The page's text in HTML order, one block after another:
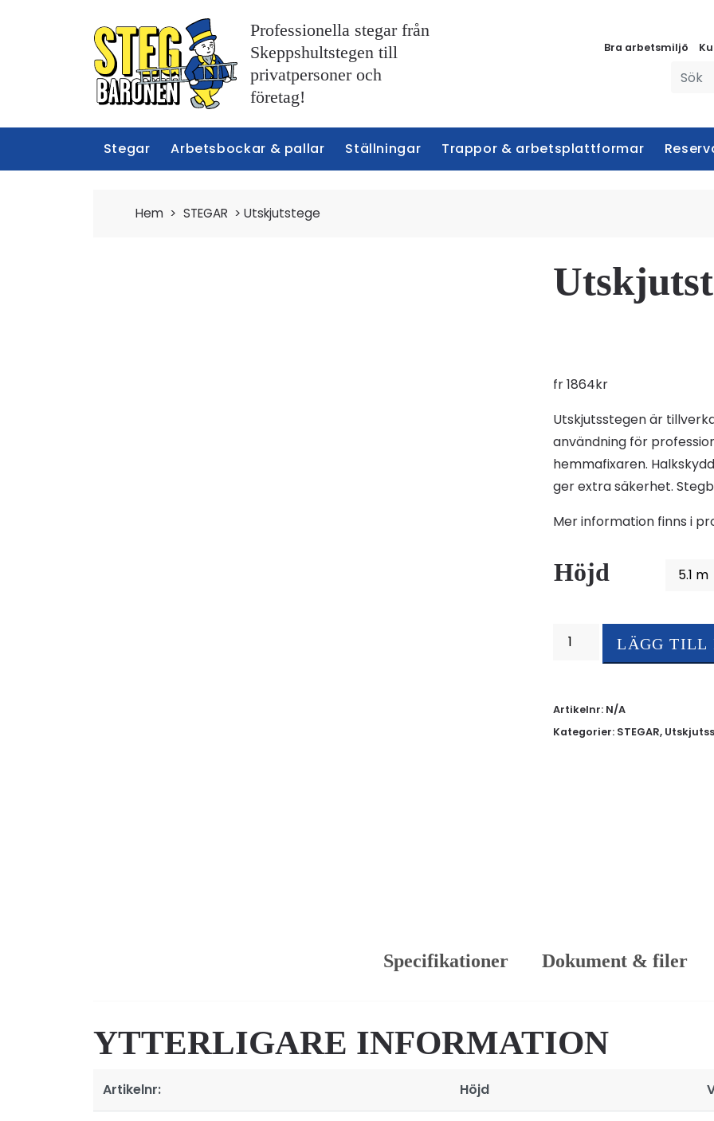
Professionella stegar från
Skeppshultstegen till
privatpersoner och
företag!
Bra arbetsmiljö
Stegar Arbetsbockar & pallar Ställningar Trappor & arbetsplattformar
Hem > STEGAR >Utskjutstege
fr1864kr
Utskjutsstegen är
användning för
hemmafixaren.
ger extra säkerhet.
Mer information finns i
Höjd
Utskjutstege
LÄGG TILL
Artikelnr: N/A
Kategorier: STEGAR,
Specifikationer Dokument & filer
YTTERLIGARE INFORMATION
Artikelnr: Höjd